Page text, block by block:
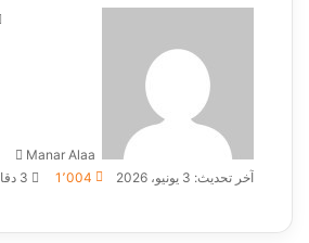
Manar Alaa
آخر تحديث: 3 يونيو، 2026 1٬004